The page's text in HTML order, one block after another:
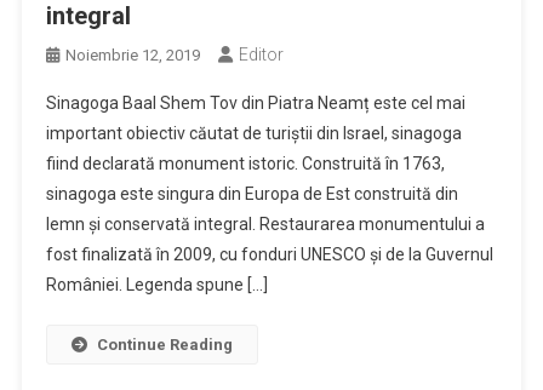
integral
Noiembrie 12, 2019 Editor
Sinagoga Baal Shem Tov din Piatra Neamț este cel mai
important obiectiv căutat de turiștii din Israel, sinagoga
fiind declarată monument istoric. Construită în 1763,
sinagoga este singura din Europa de Est construită din
lemn și conservată integral. Restaurarea monumentului a
fost finalizată în 2009, cu fonduri UNESCO și de la Guvernul
României. Legenda spune […]
Continue Reading